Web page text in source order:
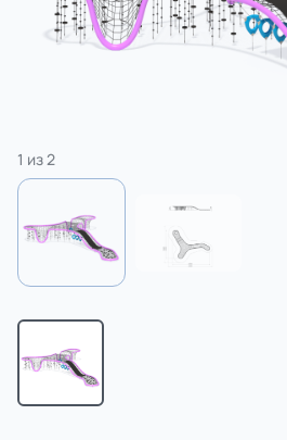
Комплексы для лазания
3 категории
1 из2